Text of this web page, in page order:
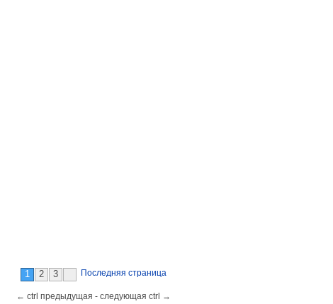
1 2 3 Последняя страница
← ctrl предыдущая - следующая ctrl →